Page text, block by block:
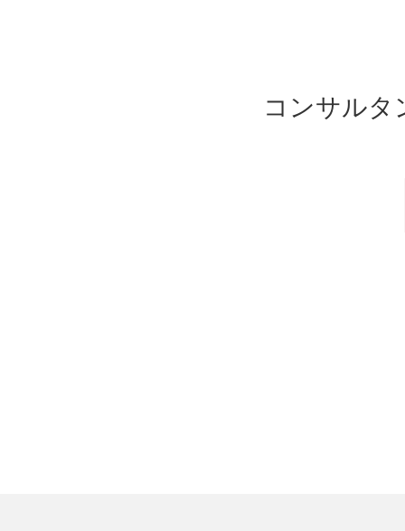
コンサルタ